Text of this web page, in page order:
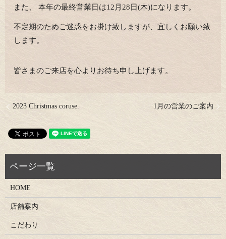
また、 本年の最終営業日は12月28日(木)になります。
不定期のためご迷惑をお掛け致しますが、宜しくお願い致
します。
皆さまのご来店を心よりお待ち申し上げます。
2023 Christmas coruse. 1月の営業のご案内
HOME
店舗案内
こだわり